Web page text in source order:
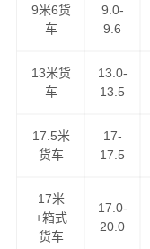
我们的路线天天走
1、低价格、高服务
全程高速。
9米6货
车
9.0-
9.6
13米货
车
13.0-
13.5
17.5米
货车
17-
17.5
17米
+箱式
货车
17.0-
20.0